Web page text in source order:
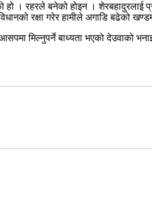
। रहरले बनेको होइन । शेरबहादुरलाई
रक्षा गरेर हामीले अगाडि बढेको
मिल्नुपर्ने बाध्यता भएको देउवाको